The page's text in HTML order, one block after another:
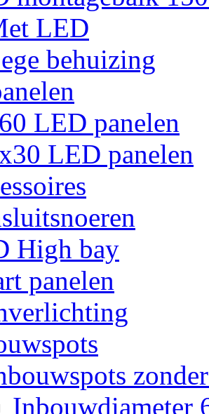
LED
behuizing
LED panelen
LED panelen
High bay
panelen
Inbouwdiameter